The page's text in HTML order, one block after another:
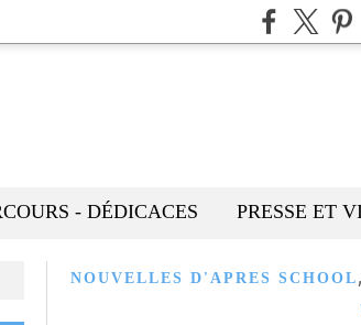
- DÉDICACES PRESSE ET
NOUVELLES D'APRES SCHOOL ,